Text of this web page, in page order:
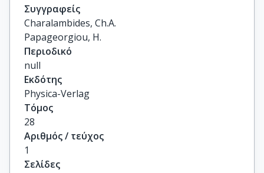
Συγγραφείς
Charalambides, Ch.A.
Papageorgiou, H.
Περιοδικό
null
Εκδότης
Physica-Verlag
Τόμος
28
Αριθμός / τεύχος
1
Σελίδες